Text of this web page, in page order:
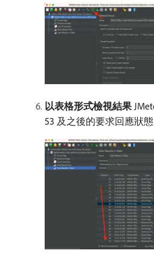
以表格形式檢視結果
53 及之後的要求回應狀